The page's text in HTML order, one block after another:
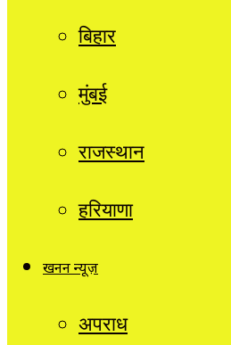
बिहार
मुंबई
राजस्थान
हरियाणा
खनन न्यूज़
अपराध